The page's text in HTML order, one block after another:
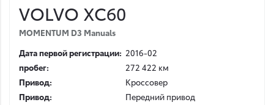
VOLVO XC60
MOMENTUM D3 Manuals
Дата первой регистрации: 2016-02
пробег:
272 422 км
Привод:
Кроссовер
Привод:
Передний привод